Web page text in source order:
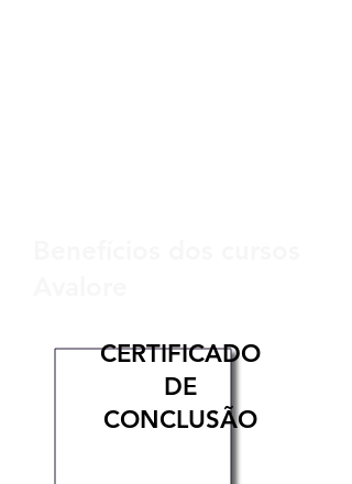
CERTIFICADO
DE
CONCLUSÃO